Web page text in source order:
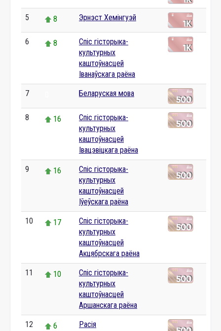
5 8 Эрнэст Хемінгуэй
6 8
Спіс гісторыка-
культурных
каштоўнасцей
Іванаўскага раёна
7 Беларуская мова
8 16
Спіс гісторыка-
культурных
каштоўнасцей
Івацэвіцкага раёна
9 16
Спіс гісторыка-
культурных
каштоўнасцей
Іўеўскага раёна
10 17
Спіс гісторыка-
культурных
каштоўнасцей
Акцябрскага раёна
11 10
Спіс гісторыка-
культурных
каштоўнасцей
Аршанскага раёна
12 6 Расія